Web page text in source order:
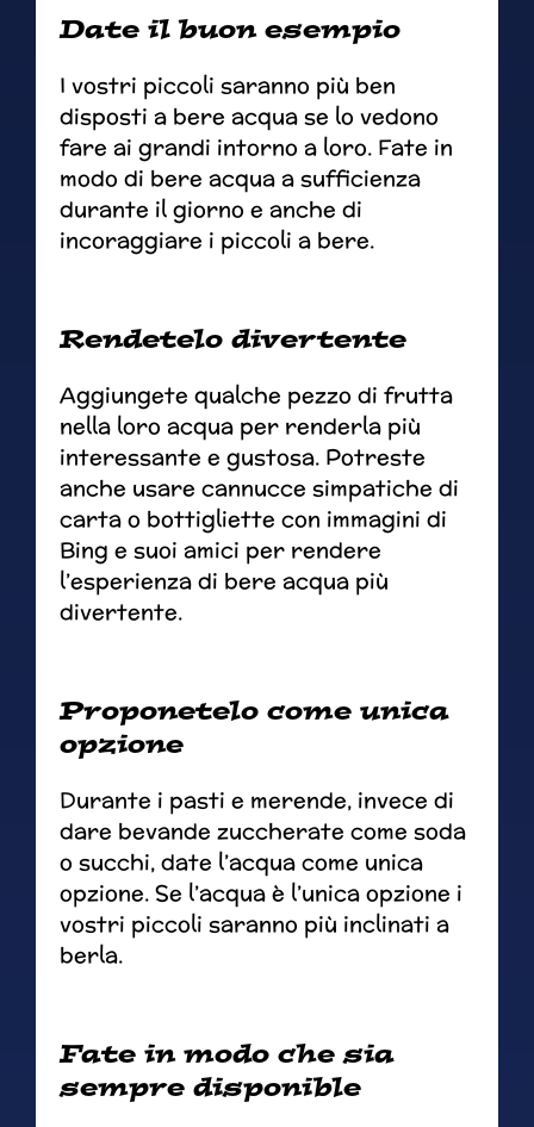
Date il buon esempio
I vostri piccoli saranno più ben
disposti a bere acqua se lo vedono
fare ai grandi intorno a loro. Fate in
modo di bere acqua a sufficienza
durante il giorno e anche di
incoraggiare i piccoli a bere.
Rendetelo divertente
Aggiungete qualche pezzo di frutta
nella loro acqua per renderla più
interessante e gustosa. Potreste
anche usare cannucce simpatiche di
carta o bottigliette con immagini di
Bing e suoi amici per rendere
l’esperienza di bere acqua più
divertente.
Proponetelo come unica
opzione
Durante i pasti e merende, invece di
dare bevande zuccherate come soda
o succhi, date l’acqua come unica
opzione. Se l’acqua è l’unica opzione i
vostri piccoli saranno più inclinati a
berla.
Fate in modo che sia
sempre disponible